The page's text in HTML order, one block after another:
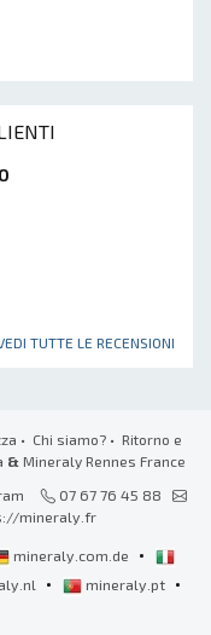
TUTTE LE RECENSIONI
• Chi siamo?• Ritorno e
& Mineraly Rennes France
07 67 76 45 88
mineraly.fr
mineraly.com.de •
• mineraly.pt •